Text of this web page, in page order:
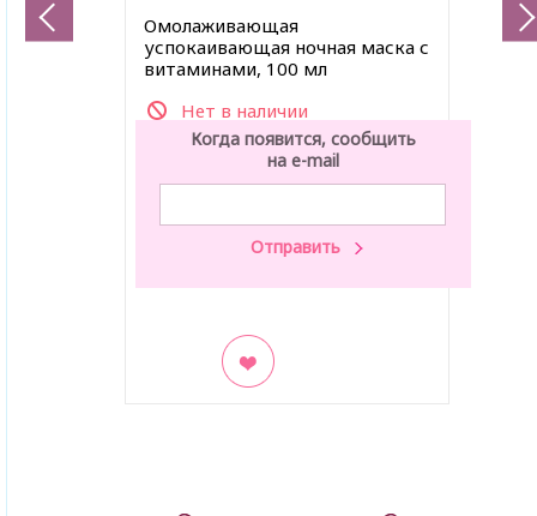
Омолаживающая
успокаивающая ночная маска с
витаминами, 100 мл
Нет в наличии
Когда появится, сообщить
на e-mail